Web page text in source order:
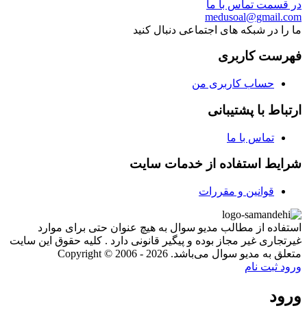
در قسمت تماس با ما
medusoal@gmail.com
ما را در شبکه های اجتماعی دنبال کنید
فهرست کاربری
حساب کاربری من
ارتباط با پشتیبانی
تماس با ما
شرایط استفاده از خدمات سایت
قوانین و مقررات
استفاده از مطالب مدیو سوال به هیچ عنوان حتی برای موارد
غیرتجاری غیر مجاز بوده و پیگیر قانونی دارد . کلیه حقوق این سایت
متعلق به مدیو سوال می‌باشد. Copyright © 2006 - 2026
ورود ثبت نام
ورود